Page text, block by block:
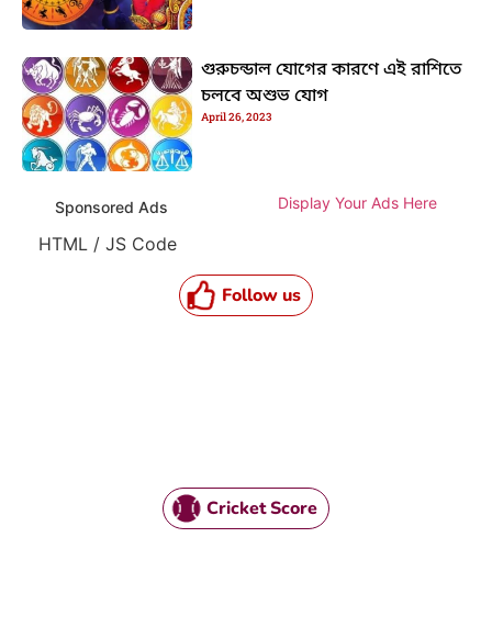
গুরুচন্ডাল যোগের কারণে এই রাশিতে
চলবে অশুভ যোগ
April 26, 2023
Sponsored Ads Display Your Ads Here
HTML / JS Code
Follow us
Cricket Score